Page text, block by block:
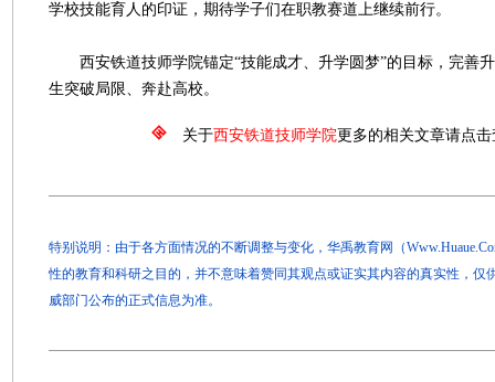
学校技能育人的印证，期待学子们在职教赛道上继续前行。
西安铁道技师学院锚定“技能成才、升学圆梦”的目标，完善
生突破局限、奔赴高校。
关于西安铁道技师学院更多的相关文章请点击
特别说明：由于各方面情况的不断调整与变化，华禹教育网（
性的教育和科研之目的，并不意味着赞同其观点或证实其内容的真实性，仅
威部门公布的正式信息为准。